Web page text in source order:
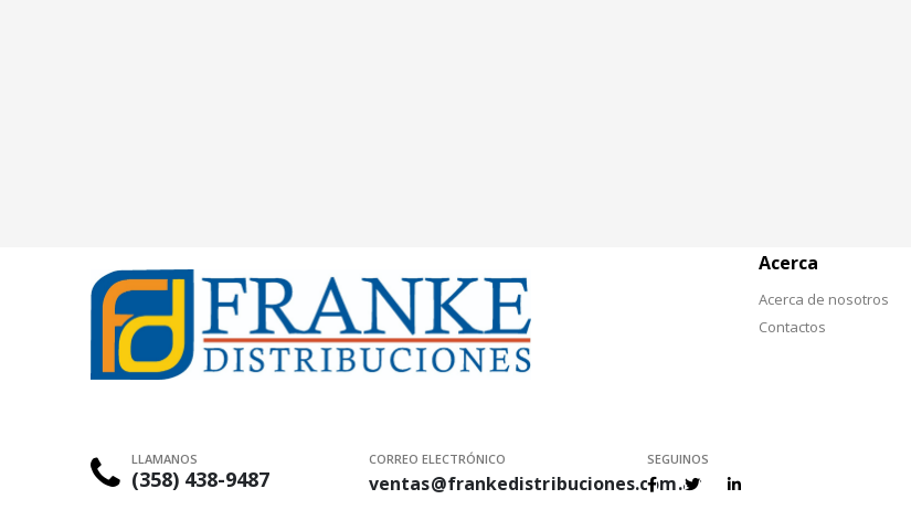
LLAMANOS
(358) 438-9487
CORREO ELECTRÓNICO
ventas@frankedistribuciones.com.ar
SEGUINOS
Acerca
Acerca de nosotros
Contactos